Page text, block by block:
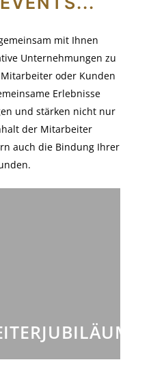
mit Ihnen
Unternehmungen zu
oder Kunden
Erlebnisse
und stärken nicht nur
der Mitarbeiter
auch die Bindung Ihrer